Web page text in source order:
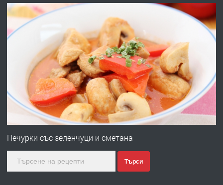
АПАРТАМЕНТ В ЦЕНТЪРА НА ГР.
ХАСКОВО
преди 2 дни
Давам гараж под наем
преди 2 дни
ПРЕДЛАГА
№4120 Магазин/Офис под наем в кв.
градската градина!
Печурки със зеленчуци и сметана
Търси